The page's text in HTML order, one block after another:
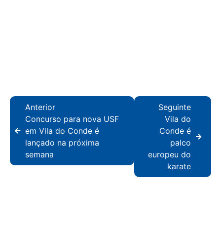
Anterior
Concurso para nova USF
em Vila do Conde é
lançado na próxima
semana
Seguinte
Vila do
Conde é
palco
europeu do
karate